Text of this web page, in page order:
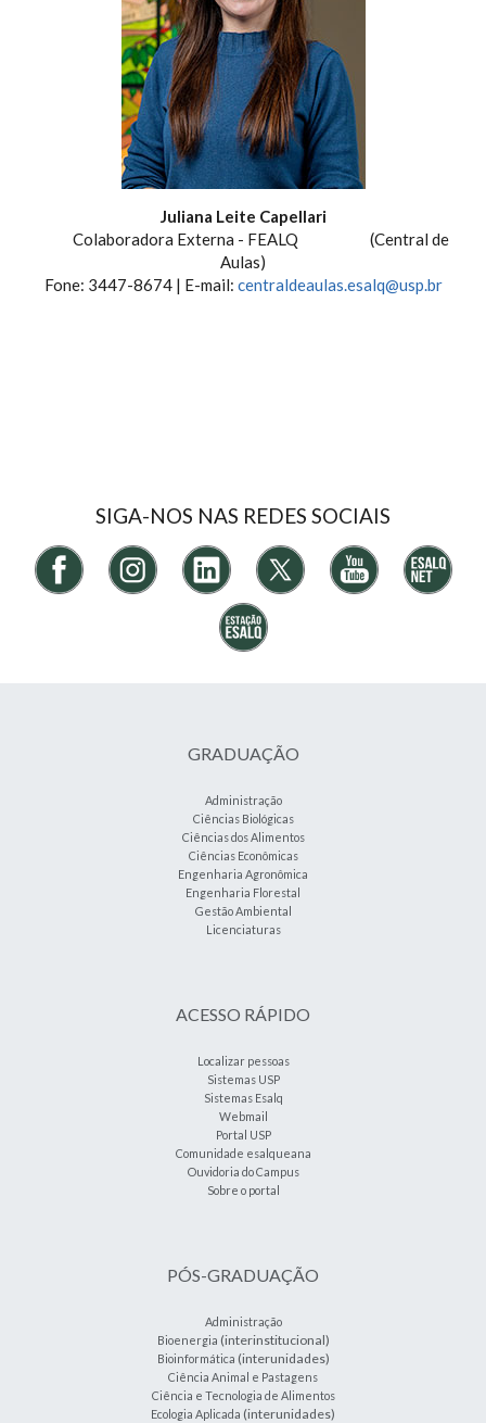
Juliana Leite Capellari
Colaboradora Externa - FEALQ (Central de
Aulas)
Fone: 3447-8674 | E-mail: centraldeaulas.esalq@usp.br
SIGA-NOS NAS REDES SOCIAIS
GRADUAÇÃO
Administração
Ciências Biológicas
Ciências dos Alimentos
Ciências Econômicas
Engenharia Agronômica
Engenharia Florestal
Gestão Ambiental
Licenciaturas
ACESSO RÁPIDO
Localizar pessoas
Sistemas USP
Sistemas Esalq
Webmail
Portal USP
Comunidade esalqueana
Ouvidoria do Campus
Sobre o portal
PÓS-GRADUAÇÃO
Administração
Bioenergia (interinstitucional)
Bioinformática (interunidades)
Ciência Animal e Pastagens
Ciência e Tecnologia de Alimentos
Ecologia Aplicada (interunidades)